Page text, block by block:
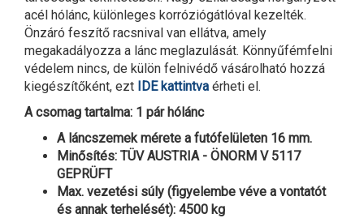
acél hólánc, különleges korróziógátlóval kezelték.
Önzáró feszítő racsnival van ellátva, amely
megakadályozza a lánc meglazulását. Könnyűfémfelni
védelem nincs, de külön felnivédő vásárolható hozzá
kiegészítőként, ezt IDE kattintva érheti el.
A csomag tartalma: 1 pár hólánc
A láncszemek mérete a futófelületen 16 mm.
Minősítés: TÜV AUSTRIA - ÖNORM V 5117
GEPRÜFT
Max. vezetési súly (figyelembe véve a vontatót
és annak terhelését): 4500 kg